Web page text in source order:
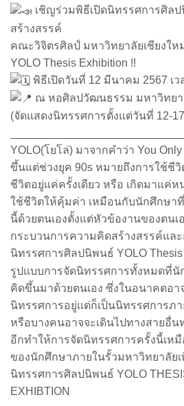
เชิญร่วมพิธีเปิดนิทรรศการศิล
สร้างสรรค์
คณะวิจิตรศิลป์ มหาวิทยาลัยเชียงใ
YOLO Thesis Exhibition !!
พิธีเปิดวันที่ 12 มีนาคม 2567 เว
ณ หอศิลปวัฒนธรรม มหาวิทยา
(จัดแสดงนิทรรศการตั้งแต่วันที่ 12-
YOLO(โยโล่) มาจากคำว่า You
ขึ้นแต่ช่วงยุค 90s หมายถึงการใช้ชี
ชีวิตอยู่แค่ครั้งเดียว หรือ เกิดมาแค่ห
ใช้ชีวิตให้คุ้มค่า เหมือนกับนักศึกษา
นี้ด้วยตนเองตั้งแต่หัวข้องานของตน
กระบวนการความคิดสร้างสรรค์แล
นิทรรศการศิลปนิพนธ์ YOLO Thesis
รูปแบบการจัดนิทรรศการทั้งหมดที่
คิดขึ้นมาด้วยตนเอง ซึ่งในอนาคตอ
นิทรรศการอยู่แต่ก็เป็นนิทรรศการภ
หรือบางคนอาจจะเดินไปทางสายอื่
อีกทำให้การจัดนิทรรศการครั้งนี้เหมื
ของนักศึกษาภายในรั้วมหาวิทยาลัย
นิทรรศการศิลปนิพนธ์ YOLO
EXHIBTION